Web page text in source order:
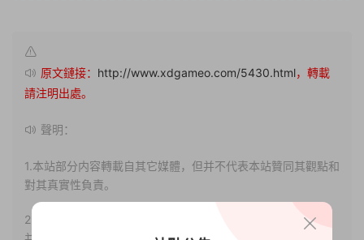
原文鏈接： http://www.xdgameo.com/5430.html，轉載
請注明出處。
聲明：
1.本站部分内容轉載自其它媒體，但并不代表本站贊同其觀點和
對其真實性負責。
2.若您需要商業運營或用于其他商業活動，請您購買正版授權